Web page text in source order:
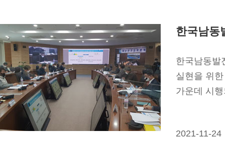
한국남동
한국남동발
실현을 위
가운데 시
2021-11-24